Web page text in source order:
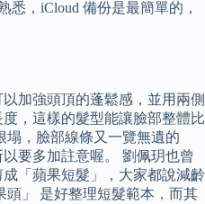
悉，iCloud 備份是最簡單的，
加強頭頂的蓬鬆感，並用兩側
，這樣的髮型能讓臉部整體比
塌，臉部線條又一覽無遺的
要多加註意喔。 劉佩玥也曾
「蘋果短髮」，大家都說減齡
頭」 是好整理短髮範本，而其